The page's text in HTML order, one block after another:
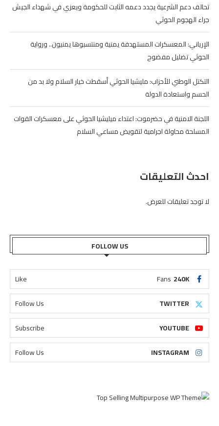
تحالف دعم الشرعية يجدد دعمه الثابت للحكومة ويعزي في شهداء الجيش
جراء الهجوم الحوثي
الإرياني: المعسكرات المستهدفة يمنية ومنتسبوها يمنيون.. ورواية
الحوثي تضليل مفضوح
التكتل الوطني للأحزاب: مليشيا الحوثي أسقطت خيار السلام ولا بد من
الحسم واستعادة الدولة
اللجنة الامنية في حضرموت: اعتداء ميليشيا الحوثي على معسكرات القوات
المسلحة محاولة اجرامية لتقويض مساعي السلام
احدث التعليقات
لا توجد تعليقات للعرض.
FOLLOW US
240K
Fans
Like
TWITTER
Follow Us
YOUTUBE
Subscribe
INSTAGRAM
Follow Us